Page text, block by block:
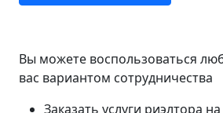
Вы можете воспользоваться
вас вариантом сотрудничества
Заказать услуги риэлтора на